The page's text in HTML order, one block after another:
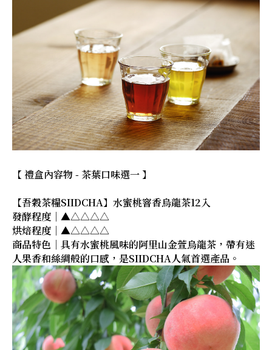
【 禮盒內容物 - 茶葉口味選一 】
【吾穀茶糧SIIDCHA】水蜜桃窨香烏龍茶12入
發酵程度｜▲△△△△
烘焙程度｜▲△△△△
商品特色｜具有水蜜桃風味的阿里山金萱烏龍茶，帶有迷
人果香和絲綢般的口感，是SIIDCHA人氣首選產品。